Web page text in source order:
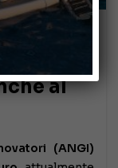
al
(ANGI)